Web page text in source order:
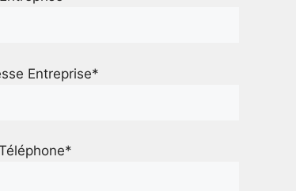
Entreprise*